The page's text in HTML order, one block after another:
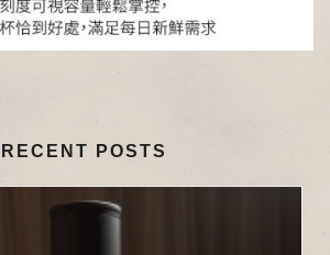
RECENT POSTS